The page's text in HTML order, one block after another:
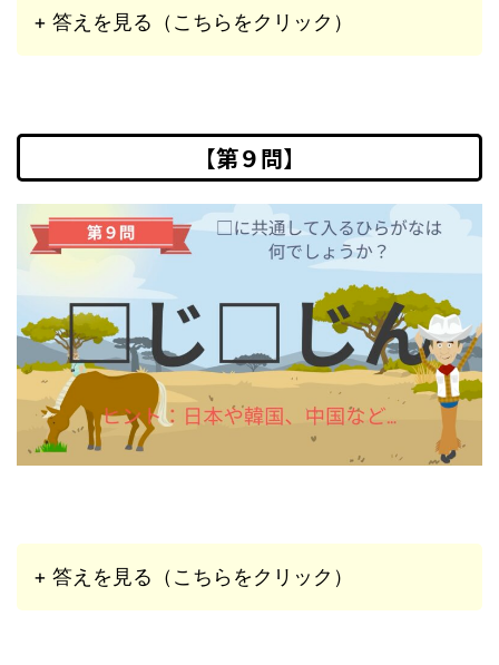
+ 答えを見る（こちらをクリック）
【第９問】
+ 答えを見る（こちらをクリック）